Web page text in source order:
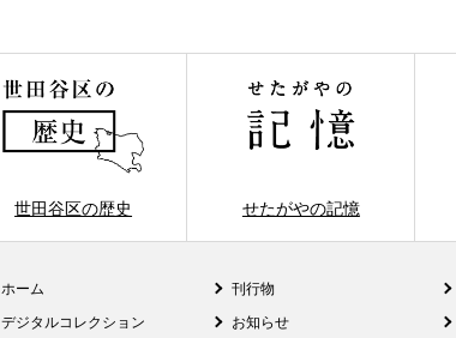
世田谷区の歴史 せたがやの記憶
ホーム
デジタルコレクション
刊行物
お知らせ